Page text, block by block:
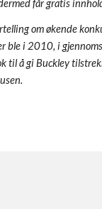
får gratis
om økende
ble i 2010, i
til å gi Buckley